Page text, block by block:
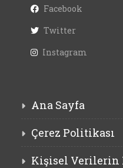
Facebook
Twitter
Instagram
Ana Sayfa
Çerez Politikası
Kişisel Verilerin